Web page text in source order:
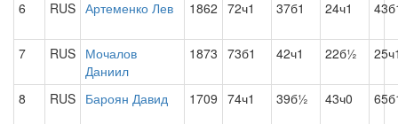
6 RUS Артеменко Лев 1862 72ч1 37б1 24ч1
7 RUS Мочалов
Даниил
1873 73б1 42ч1 22б½
8 RUS Бароян Давид 1709 74ч1 39б½ 43ч0